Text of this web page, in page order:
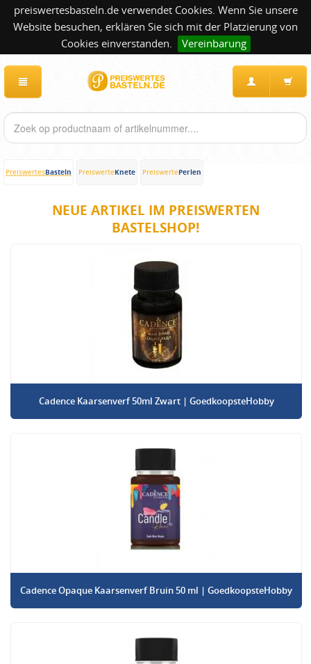
preiswertesbasteln.de verwendet Cookies. Wenn Sie unsere
Website besuchen, erklären Sie sich mit der Platzierung von
Cookies einverstanden.
Vereinbarung
PreiswertesBasteln PreiswerteKnete PreiswertePerlen
NEUE ARTIKEL IM PREISWERTEN
BASTELSHOP!
Cadence Kaarsenverf 50ml Zwart | GoedkoopsteHobby
Cadence Opaque Kaarsenverf Bruin 50 ml | GoedkoopsteHobby